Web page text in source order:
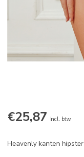
€25,87 Incl. btw
Heavenly kanten hipster